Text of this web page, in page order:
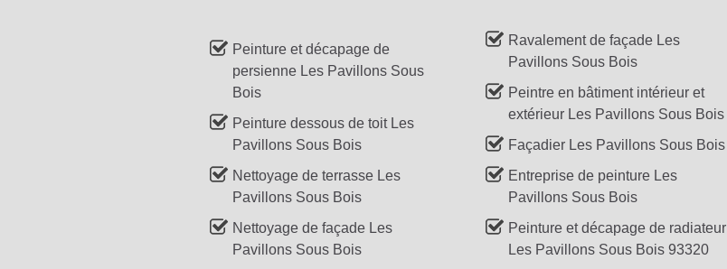
Peinture et décapage de
persienne Les Pavillons Sous
Bois
Peinture dessous de toit Les
Pavillons Sous Bois
Nettoyage de terrasse Les
Pavillons Sous Bois
Nettoyage de façade Les
Pavillons Sous Bois
Ravalement de façade Les
Pavillons Sous Bois
Peintre en bâtiment intérieur et
extérieur Les Pavillons Sous Bois
Façadier Les Pavillons Sous Bois
Entreprise de peinture Les
Pavillons Sous Bois
Peinture et décapage de radiateur
Les Pavillons Sous Bois 93320